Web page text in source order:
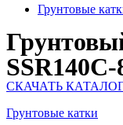
Грунтовые
SSR140C-
СКАЧАТЬ
Грунтовые катки